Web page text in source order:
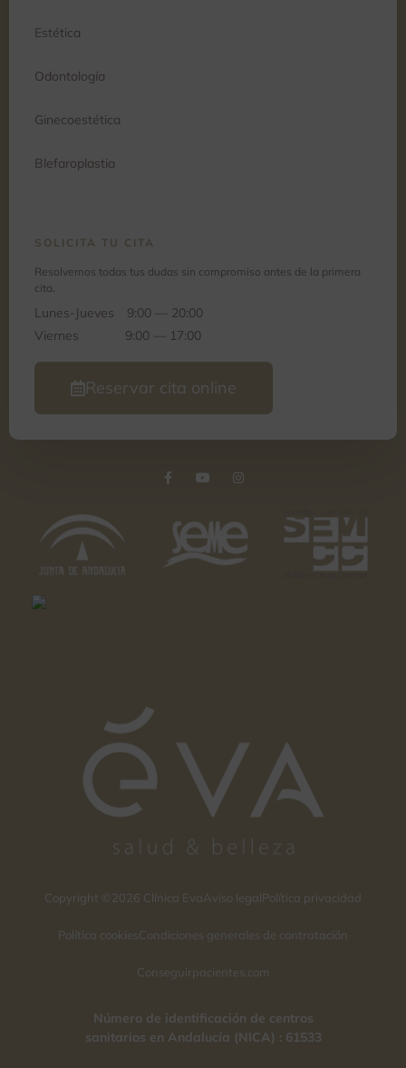
Estética
Odontología
Ginecoestética
Blefaroplastia
SOLICITA TU CITA
Resolvemos todas tus dudas sin compromiso antes de la primera
cita.
Lunes-Jueves
9:00 — 20:00
Viernes
9:00 — 17:00
Reservar cita online
Copyright ©2026 Clínica EvaAviso legalPolítica privacidad
Política cookies Condiciones generales de contratación
Conseguirpacientes.com
Número de identificación de centros
sanitarios en Andalucía (NICA) : 61533